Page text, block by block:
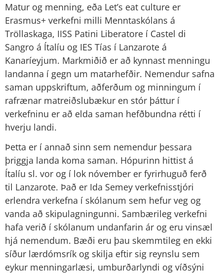
Matur og menning, eða Let’s eat culture er
Erasmus+ verkefni milli Menntaskólans á
Tröllaskaga, IISS Patini Liberatore í Castel di
Sangro á Ítalíu og IES Tías í Lanzarote á
Kanaríeyjum. Markmiðið er að kynnast menningu
landanna í gegn um matarhefðir. Nemendur safna
saman uppskriftum, aðferðum og minningum í
rafrænar matreiðslubækur en stór þáttur í
verkefninu er að elda saman hefðbundna rétti í
hverju landi.
Þetta er í annað sinn sem nemendur þessara
þriggja landa koma saman. Hópurinn hittist á
Ítalíu sl. vor og í lok nóvember er fyrirhuguð ferð
til Lanzarote. Það er Ida Semey verkefnisstjóri
erlendra verkefna í skólanum sem hefur veg og
vanda að skipulagningunni. Sambærileg verkefni
hafa verið í skólanum undanfarin ár og eru vinsæl
hjá nemendum. Bæði eru þau skemmtileg en ekki
síður lærdómsrík og skilja eftir sig reynslu sem
eykur menningarlæsi, umburðarlyndi og víðsýni